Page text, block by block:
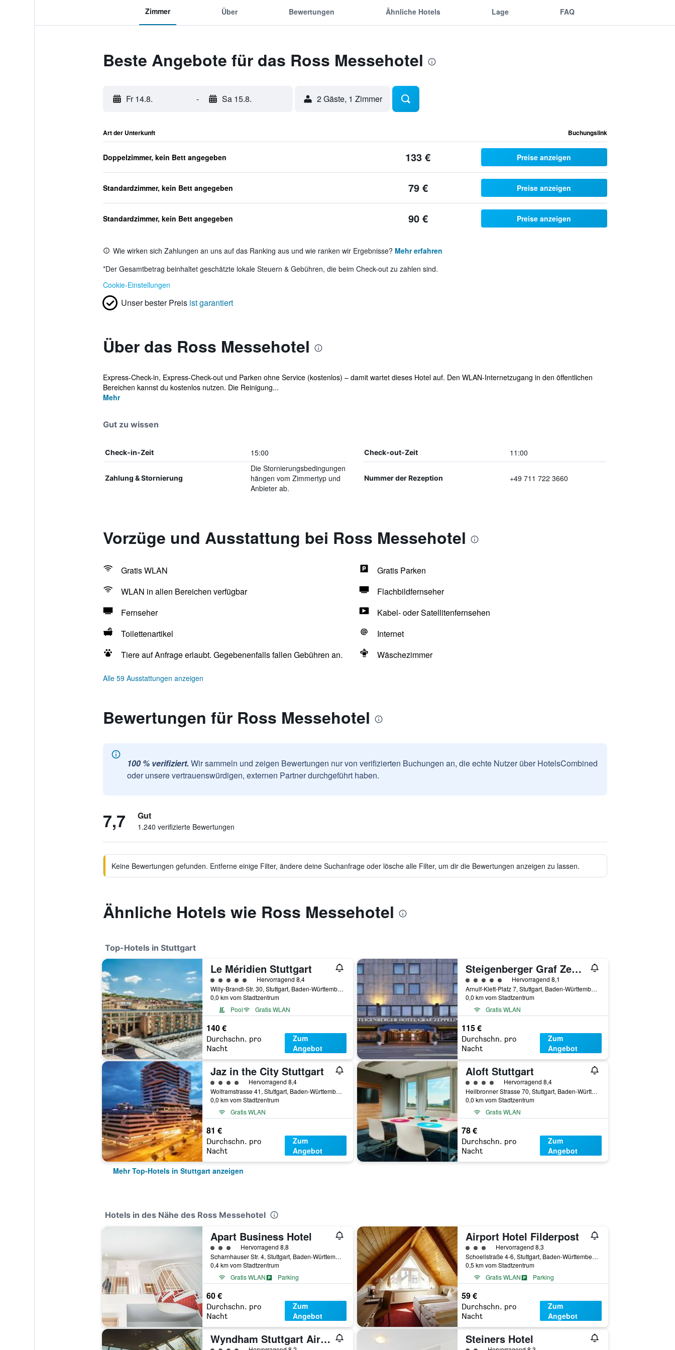
Zimmer Über Bewertungen Ähnliche Hotels Lage FAQ
Beste Angebote für das Ross Messehotel
Fr 14.8. - Sa 15.8. 2 Gäste, 1 Zimmer
Art der Unterkunft Buchungslink
Doppelzimmer, kein Bett angegeben 133 € Preise anzeigen
Standardzimmer, kein Bett angegeben 79 € Preise anzeigen
Standardzimmer, kein Bett angegeben 90 € Preise anzeigen
Wie wirken sich Zahlungen an uns auf das Ranking aus und wie ranken wir Ergebnisse? Mehr erfahren
*Der Gesamtbetrag beinhaltet geschätzte lokale Steuern & Gebühren, die beim Check-out zu zahlen sind.
Cookie-Einstellungen
Unser bester Preis ist garantiert
Über das Ross Messehotel
Express-Check-in, Express-Check-out und Parken ohne Service (kostenlos) – damit wartet dieses Hotel auf. Den WLAN-Internetzugang in den öffentlichen
Bereichen kannst du kostenlos nutzen. Die Reinigung...
Mehr
Gut zu wissen
Check-in-Zeit 15:00 Check-out-Zeit 11:00
Zahlung & Stornierung
Die Stornierungsbedingungen
hängen vom Zimmertyp und
Anbieter ab.
Nummer der Rezeption +49 711 722 3660
Vorzüge und Ausstattung bei Ross Messehotel
Gratis WLAN
Gratis Parken
WLAN in allen Bereichen verfügbar
Flachbildfernseher
Fernseher
Kabel- oder Satellitenfernsehen
Toilettenartikel
Internet
Tiere auf Anfrage erlaubt. Gegebenenfalls fallen Gebühren an.
Wäschezimmer
Alle 59 Ausstattungen anzeigen
Bewertungen für Ross Messehotel
100 % verifiziert. Wir sammeln und zeigen Bewertungen nur von verifizierten Buchungen an, die echte Nutzer über HotelsCombined
oder unsere vertrauenswürdigen, externen Partner durchgeführt haben.
7,7 Gut
1.240 verifizierte Bewertungen
Keine Bewertungen gefunden. Entferne einige Filter, ändere deine Suchanfrage oder lösche alle Filter, um dir die Bewertungen anzeigen zu lassen.
Ähnliche Hotels wie Ross Messehotel
Top-Hotels in Stuttgart
Le Méridien Stuttgart
Bewertungskategorie 5
Hervorragend 8,4
Willy-Brandt-Str. 30, Stuttgart, Baden-Württemberg, Deutschland
0,0 km vom Stadtzentrum
Pool
Gratis WLAN
140 €
Durchschn. pro
Nacht
Zum
Angebot
Steigenberger Graf Zeppelin
Bewertungskategorie 5
Hervorragend 8,1
Arnulf-Klett-Platz 7, Stuttgart, Baden-Württemberg, Deutschland
0,0 km vom Stadtzentrum
Gratis WLAN
115 €
Durchschn. pro
Nacht
Zum
Angebot
Jaz in the City Stuttgart
Bewertungskategorie 4
Hervorragend 8,4
Wolframstrasse 41, Stuttgart, Baden-Württemberg, Deutschland
0,0 km vom Stadtzentrum
Gratis WLAN
81 €
Durchschn. pro
Nacht
Zum
Angebot
Aloft Stuttgart
Bewertungskategorie 4
Hervorragend 8,4
Heilbronner Strasse 70, Stuttgart, Baden-Württemberg, Deutschland
0,0 km vom Stadtzentrum
Gratis WLAN
78 €
Durchschn. pro
Nacht
Zum
Angebot
Mehr Top-Hotels in Stuttgart anzeigen
Hotels in des Nähe des Ross Messehotel
Apart Business Hotel
Bewertungskategorie 3
Hervorragend 8,8
Scharnhauser Str. 4, Stuttgart, Baden-Württemberg, Deutschland
0,4 km vom Stadtzentrum
Gratis WLAN
Parking
60 €
Durchschn. pro
Nacht
Zum
Angebot
Airport Hotel Filderpost
Bewertungskategorie 3
Hervorragend 8,3
Schoellstraße 4-6, Stuttgart, Baden-Württemberg, Deutschland
0,5 km vom Stadtzentrum
Gratis WLAN
Parking
59 €
Durchschn. pro
Nacht
Zum
Angebot
Wyndham Stuttgart Airport Messe Steiners Hotel